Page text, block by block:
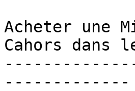
Acheter une
Cahors dans
-------------